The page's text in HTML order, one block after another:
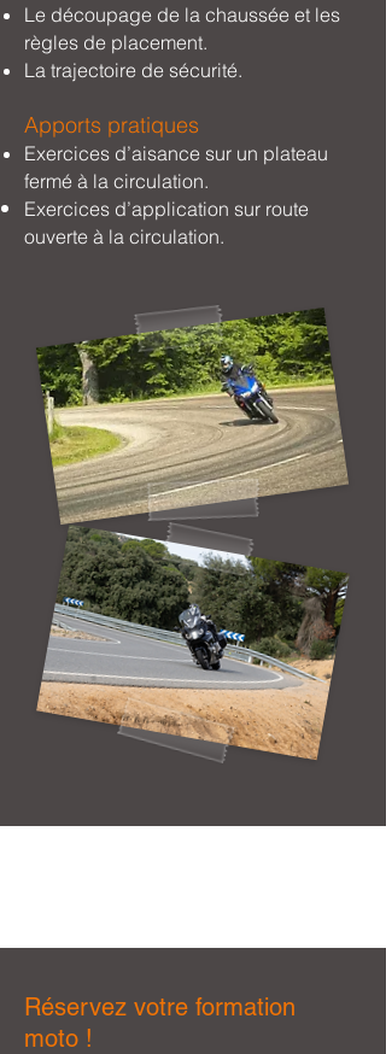
Le découpage de la chaussée et les
règles de placement.
La trajectoire de sécurité.
Apports pratiques
Exercices d’aisance sur un plateau
fermé à la circulation.
Exercices d’application sur route
ouverte à la circulation.
Réservez votre formation
moto !